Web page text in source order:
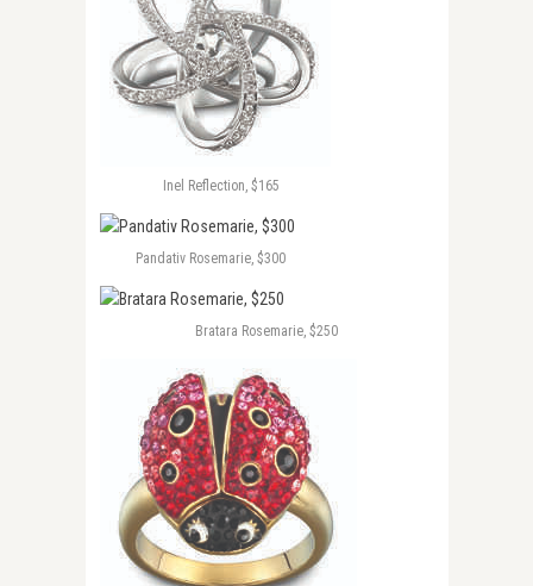
Inel Reflection, $165
Pandativ Rosemarie, $300
Bratara Rosemarie, $250